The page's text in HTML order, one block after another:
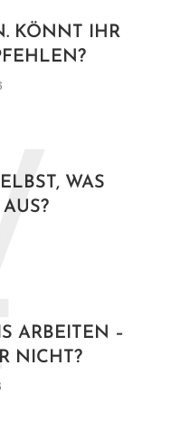
KÖNNT IHR
WAS
ARBEITEN –
NICHT?